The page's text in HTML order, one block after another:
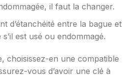
il faut la changer.
d’étanchéité entre la bague et
est usé ou endommagé.
choisissez-en une compatible
vous d’avoir une clé à